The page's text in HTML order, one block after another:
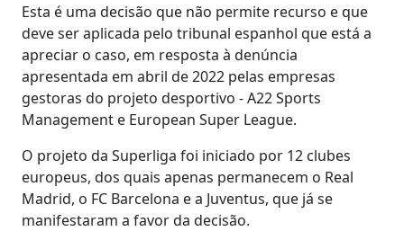
Esta é uma decisão que não permite recurso e que
deve ser aplicada pelo tribunal espanhol que está a
apreciar o caso, em resposta à denúncia
apresentada em abril de 2022 pelas empresas
gestoras do projeto desportivo - A22 Sports
Management e European Super League.
O projeto da Superliga foi iniciado por 12 clubes
europeus, dos quais apenas permanecem o Real
Madrid, o FC Barcelona e a Juventus, que já se
manifestaram a favor da decisão.